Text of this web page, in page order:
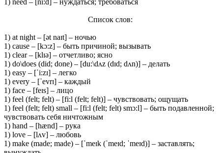
Список слов:
1) at night – [ət naɪt] – ночью
1) cause – [kɔ:z] – быть причиной; вызывать
1) clear – [klɪə] – отчетливо; ясно
1) do\does (did; done) – [du:\dʌz (dɪd; dʌn)] – делать
1) easy – [ˈi:zɪ] – легко
1) every – [ˈevrɪ] – каждый
1) face – [feɪs] – лицо
1) feel (felt; felt) – [fi:l (felt; felt)] – чувствовать; ощущать
1) feel (felt; felt) small – [fi:l (felt; felt) smɔ:l] – быть подавленной;
чувствовать себя ничтожным
1) hand – [hænd] – рука
1) love – [lʌv] – любовь
1) make (made; made) – [ˈmeɪk (ˈmeɪd; ˈmeɪd)] – заставлять;